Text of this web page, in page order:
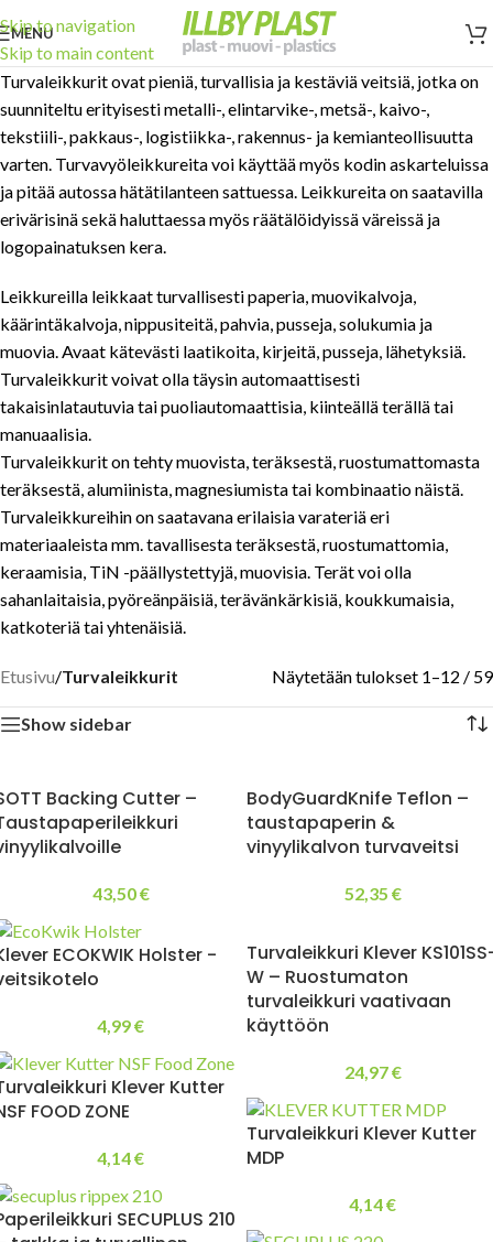
Skip to navigation
Skip to main content
MENU
Turvaleikkurit ovat pieniä, turvallisia ja kestäviä veitsiä, jotka on
suunniteltu erityisesti metalli-, elintarvike-, metsä-, kaivo-,
tekstiili-, pakkaus-, logistiikka-, rakennus- ja kemianteollisuutta
varten. Turvavyöleikkureita voi käyttää myös kodin askarteluissa
ja pitää autossa hätätilanteen sattuessa. Leikkureita on saatavilla
erivärisinä sekä haluttaessa myös räätälöidyissä väreissä ja
logopainatuksen kera.
Leikkureilla leikkaat turvallisesti paperia, muovikalvoja,
käärintäkalvoja, nippusiteitä, pahvia, pusseja, solukumia ja
muovia. Avaat kätevästi laatikoita, kirjeitä, pusseja, lähetyksiä.
Turvaleikkurit voivat olla täysin automaattisesti
takaisinlatautuvia tai puoliautomaattisia, kiinteällä terällä tai
manuaalisia.
Turvaleikkurit on tehty muovista, teräksestä, ruostumattomasta
teräksestä, alumiinista, magnesiumista tai kombinaatio näistä.
Turvaleikkureihin on saatavana erilaisia varateriä eri
materiaaleista mm. tavallisesta teräksestä, ruostumattomia,
keraamisia, TiN -päällystettyjä, muovisia. Terät voi olla
sahanlaitaisia, pyöreänpäisiä, terävänkärkisiä, koukkumaisia,
katkoteriä tai yhtenäisiä.
Etusivu/Turvaleikkurit Näytetään tulokset 1–12 / 59
Show sidebar
Backing Cutter –
43,50€
BodyGuardKnife Teflon –
taustapaperin &
vinyylikalvon turvaveitsi
52,35 €
ECOKWIK Holster -
4,99€
Turvaleikkuri Klever
W – Ruostumaton
turvaleikkuri vaativaan
käyttöön
24,97€
Klever Kutter
FOOD ZONE
4,14€
Turvaleikkuri Klever Kutter
MDP
4,14€
SECUPLUS 210